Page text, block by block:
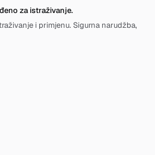
za istraživanje.
i primjenu. Sigurna narudžba,